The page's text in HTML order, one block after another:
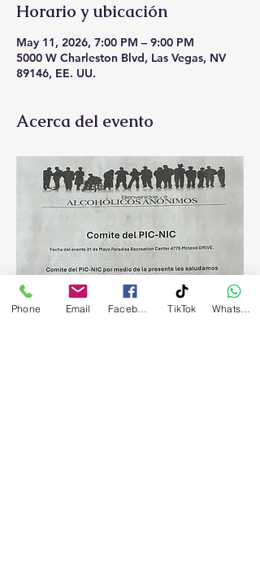
Horario y ubicación
May 11, 2026, 7:00 PM – 9:00 PM
5000 W Charleston Blvd, Las Vegas, NV
89146, EE. UU.
Acerca del evento
Phone Email TikTok